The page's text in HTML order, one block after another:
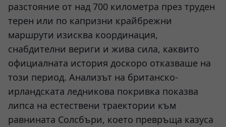
разстояние от над 700 километра през труден
терен или по капризни крайбрежни
маршрути изисква координация,
снабдителни вериги и жива сила, каквито
официалната история доскоро отказваше на
този период. Анализът на британско-
ирландската ледникова покривка показва
липса на естествени траектории към
равнината Солсбъри, което превръща казуса